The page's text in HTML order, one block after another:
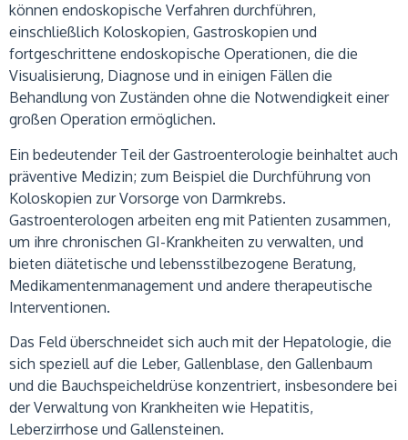
können endoskopische Verfahren durchführen,
einschließlich Koloskopien, Gastroskopien und
fortgeschrittene endoskopische Operationen, die die
Visualisierung, Diagnose und in einigen Fällen die
Behandlung von Zuständen ohne die Notwendigkeit einer
großen Operation ermöglichen.
Ein bedeutender Teil der Gastroenterologie beinhaltet auch
präventive Medizin; zum Beispiel die Durchführung von
Koloskopien zur Vorsorge von Darmkrebs.
Gastroenterologen arbeiten eng mit Patienten zusammen,
um ihre chronischen GI-Krankheiten zu verwalten, und
bieten diätetische und lebensstilbezogene Beratung,
Medikamentenmanagement und andere therapeutische
Interventionen.
Das Feld überschneidet sich auch mit der Hepatologie, die
sich speziell auf die Leber, Gallenblase, den Gallenbaum
und die Bauchspeicheldrüse konzentriert, insbesondere bei
der Verwaltung von Krankheiten wie Hepatitis,
Leberzirrhose und Gallensteinen.